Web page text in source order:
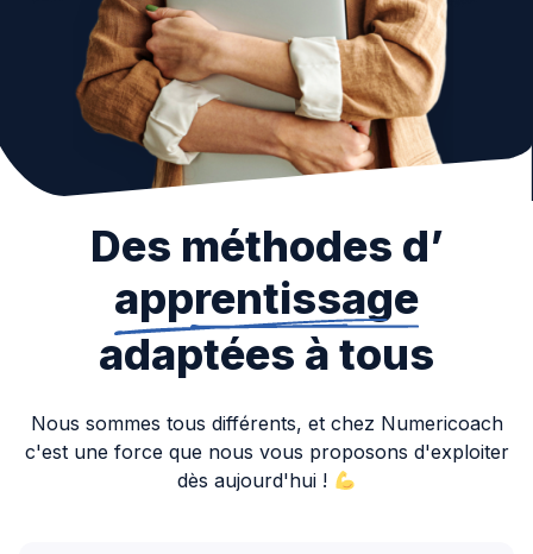
Des méthodes d’
apprentissage
adaptées à tous
Nous sommes tous différents, et chez Numericoach
c'est une force que nous vous proposons d'exploiter
dès aujourd'hui !